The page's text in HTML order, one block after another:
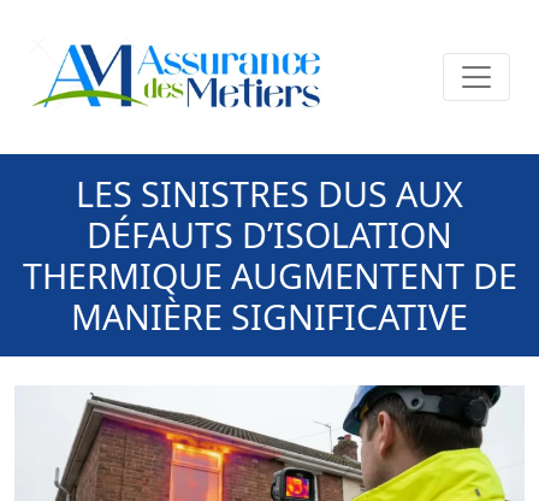
LES SINISTRES DUS AUX
DÉFAUTS D’ISOLATION
THERMIQUE AUGMENTENT DE
MANIÈRE SIGNIFICATIVE